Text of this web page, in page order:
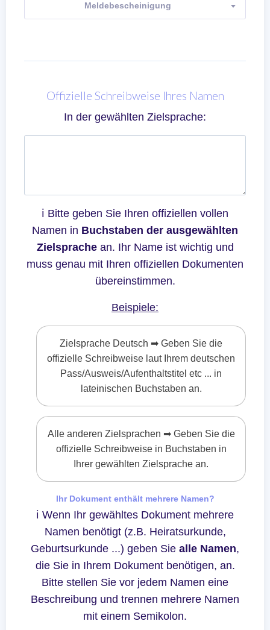
Meldebescheinigung
Offizielle Schreibweise Ihres Namen
In der gewählten Zielsprache:
ℹ Bitte geben Sie Ihren offiziellen vollen
Namen in Buchstaben der ausgewählten
Zielsprachean. Ihr Name ist wichtig und
muss genau mit Ihren offiziellen Dokumenten
übereinstimmen.
Beispiele:
Zielsprache Deutsch ➡ Geben Sie die
offizielle Schreibweise laut Ihrem deutschen
Pass/Ausweis/Aufenthaltstitel etc ... in
lateinischen Buchstaben an.
Alle anderen Zielsprachen ➡ Geben Sie die
offizielle Schreibweise in Buchstaben in
Ihrer gewählten Zielsprache an.
Ihr Dokument enthält mehrere Namen?
ℹ Wenn Ihr gewähltes Dokument mehrere
Namen benötigt (z.B. Heiratsurkunde,
Geburtsurkunde ...) geben Sie alle Namen,
die Sie in Ihrem Dokument benötigen, an.
Bitte stellen Sie vor jedem Namen eine
Beschreibung und trennen mehrere Namen
mit einem Semikolon.